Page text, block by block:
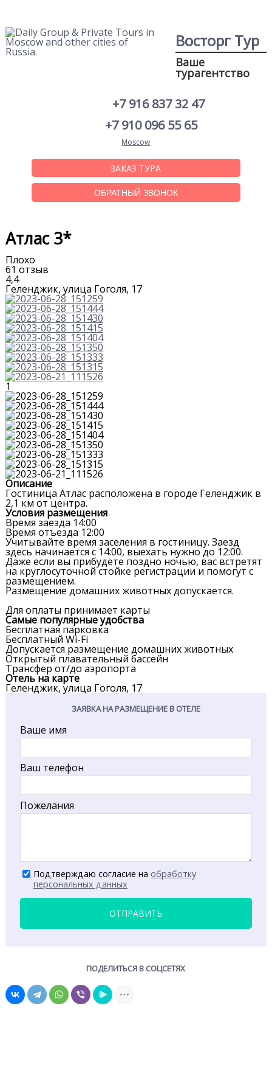
Восторг Тур
Ваше
турагентство
ЗАКАЗ ТУРА
ОБРАТНЫЙ ЗВОНОК
+7 916 837 32 47
+7 910 096 55 65
Moscow
Атлас 3*
Плохо
61 отзыв
4,4
Геленджик, улица Гоголя, 17
1
Описание
Гостиница Атлас расположена в городе Геленджик в
2,1 км от центра.
Условия размещения
Время заезда 14:00
Время отъезда 12:00
Учитывайте время заселения в гостиницу. Заезд
здесь начинается с 14:00, выехать нужно до 12:00.
Даже если вы прибудете поздно ночью, вас встретят
на круглосуточной стойке регистрации и помогут с
размещением.
Размещение домашних животных допускается.
Для оплаты принимает карты
Самые популярные удобства
Бесплатная парковка
Бесплатный Wi-Fi
Допускается размещение домашних животных
Открытый плавательный бассейн
Трансфер от/до аэропорта
Отель на карте
Геленджик, улица Гоголя, 17
ЗАЯВКА НА РАЗМЕЩЕНИЕ В ОТЕЛЕ
Ваше имя
Ваш телефон
Пожелания
Подтверждаю согласие на обработку
персональных данных
ОТПРАВИТЬ
ПОДЕЛИТЬСЯ В СОЦСЕТЯХ